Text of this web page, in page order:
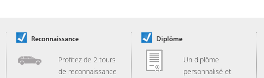
Reconnaissance
Profitez de 2 tours
de reconnaissance
Diplôme
Un diplôme
personnalisé et